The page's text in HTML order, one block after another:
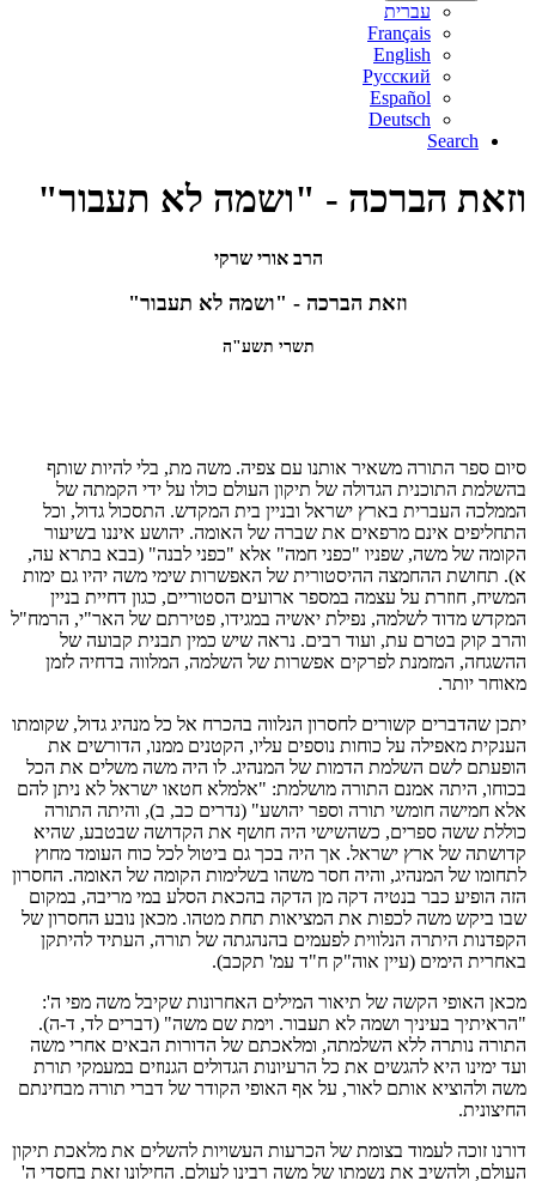
עברית
Français
English
Русский
Español
Deutsch
Search
וזאת הברכה - "ושמה לא תעבור"
הרב אורי שרקי
וזאת הברכה - "ושמה לא תעבור"
תשרי תשע"ה
סיום ספר התורה משאיר אותנו עם צפיה. משה מת, בלי להיות שותף
בהשלמת התוכנית הגדולה של תיקון העולם כולו על ידי הקמתה של
הממלכה העברית בארץ ישראל ובניין בית המקדש. התסכול גדול, וכל
התחליפים אינם מרפאים את שברה של האומה. יהושע איננו בשיעור
הקומה של משה, שפניו "כפני חמה" אלא "כפני לבנה" (בבא בתרא עה,
א). תחושת ההחמצה ההיסטורית של האפשרות שימי משה יהיו גם ימות
המשיח, חוזרת על עצמה במספר ארועים הסטוריים, כגון דחיית בניין
המקדש מדוד לשלמה, נפילת יאשיה במגידו, פטירתם של האר"י, הרמח"ל
והרב קוק בטרם עת, ועוד רבים. נראה שיש כמין תבנית קבועה של
ההשגחה, המזמנת לפרקים אפשרות של השלמה, המלווה בדחיה לזמן
מאוחר יותר.
יתכן שהדברים קשורים לחסרון הנלווה בהכרח אל כל מנהיג גדול, שקומתו
הענקית מאפילה על כוחות נוספים עליו, הקטנים ממנו, הדורשים את
הופעתם לשם השלמת הדמות של המנהיג. לו היה משה משלים את הכל
בכוחו, היתה אמנם התורה מושלמת: "אלמלא חטאו ישראל לא ניתן להם
אלא חמישה חומשי תורה וספר יהושע" (נדרים כב, ב), והיתה התורה
כוללת ששה ספרים, כשהשישי היה חושף את הקדושה שבטבע, שהיא
קדושתה של ארץ ישראל. אך היה בכך גם ביטול לכל כוח העומד מחוץ
לתחומו של המנהיג, והיה חסר משהו בשלימות הקומה של האומה. החסרון
הזה הופיע כבר בנטיה דקה מן הדקה בהכאת הסלע במי מריבה, במקום
שבו ביקש משה לכפות את המציאות תחת מטהו. מכאן נובע החסרון של
הקפדנות היתרה הנלווית לפעמים בהנהגתה של תורה, העתיד להיתקן
באחרית הימים (עיין אוה"ק ח"ד עמ' תקכב).
מכאן האופי הקשה של תיאור המילים האחרונות שקיבל משה מפי ה':
"הראיתיך בעיניך ושמה לא תעבור. וימת שם משה" (דברים לד, ד-ה).
התורה נותרה ללא השלמתה, ומלאכתם של הדורות הבאים אחרי משה
ועד ימינו היא להגשים את כל הרעיונות הגדולים הגנוזים במעמקי תורת
משה ולהוציא אותם לאור, על אף האופי הקודר של דברי תורה מבחינתם
החיצונית.
דורנו זוכה לעמוד בצומת של הכרעות העשויות להשלים את מלאכת תיקון
העולם, ולהשיב את נשמתו של משה רבינו לעולם. החילונו זאת בחסדי ה'